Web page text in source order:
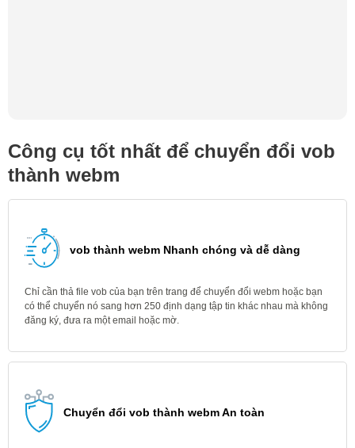
Công cụ tốt nhất để chuyển đổi vob
thành webm
vob thành webm Nhanh chóng và dễ dàng
Chỉ cần thả file vob của bạn trên trang để chuyển đổi webm hoặc bạn
có thể chuyển nó sang hơn 250 định dạng tập tin khác nhau mà không
đăng ký, đưa ra một email hoặc mờ.
Chuyển đổi vob thành webm An toàn